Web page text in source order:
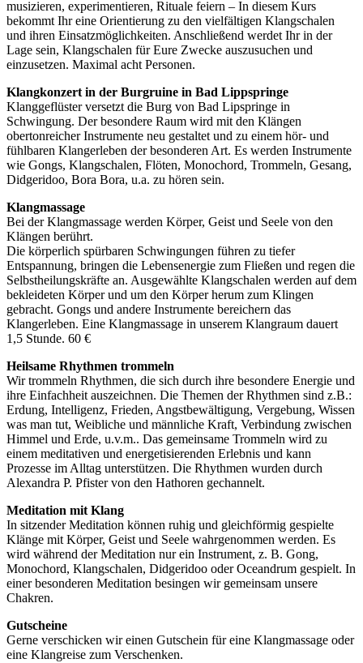
musizieren, experimentieren, Rituale feiern – In diesem Kurs
bekommt Ihr eine Orientierung zu den vielfältigen Klangschalen
und ihren Einsatzmöglichkeiten. Anschließend werdet Ihr in der
Lage sein, Klangschalen für Eure Zwecke auszusuchen und
einzusetzen. Maximal acht Personen.
Klangkonzert in der Burgruine in Bad Lippspringe
Klanggeflüster versetzt die Burg von Bad Lipspringe in
Schwingung. Der besondere Raum wird mit den Klängen
obertonreicher Instrumente neu gestaltet und zu einem hör- und
fühlbaren Klangerleben der besonderen Art. Es werden Instrumente
wie Gongs, Klangschalen, Flöten, Monochord, Trommeln, Gesang,
Didgeridoo, Bora Bora, u.a. zu hören sein.
Klangmassage
Bei der Klangmassage werden Körper, Geist und Seele von den
Klängen berührt.
Die körperlich spürbaren Schwingungen führen zu tiefer
Entspannung, bringen die Lebensenergie zum Fließen und regen die
Selbstheilungskräfte an. Ausgewählte Klangschalen werden auf dem
bekleideten Körper und um den Körper herum zum Klingen
gebracht. Gongs und andere Instrumente bereichern das
Klangerleben. Eine Klangmassage in unserem Klangraum dauert
1,5 Stunde. 60 €
Heilsame Rhythmen trommeln
Wir trommeln Rhythmen, die sich durch ihre besondere Energie und
ihre Einfachheit auszeichnen. Die Themen der Rhythmen sind z.B.:
Erdung, Intelligenz, Frieden, Angstbewältigung, Vergebung, Wissen
was man tut, Weibliche und männliche Kraft, Verbindung zwischen
Himmel und Erde, u.v.m.. Das gemeinsame Trommeln wird zu
einem meditativen und energetisierenden Erlebnis und kann
Prozesse im Alltag unterstützen. Die Rhythmen wurden durch
Alexandra P. Pfister von den Hathoren gechannelt.
Meditation mit Klang
In sitzender Meditation können ruhig und gleichförmig gespielte
Klänge mit Körper, Geist und Seele wahrgenommen werden. Es
wird während der Meditation nur ein Instrument, z. B. Gong,
Monochord, Klangschalen, Didgeridoo oder Oceandrum gespielt. In
einer besonderen Meditation besingen wir gemeinsam unsere
Chakren.
Gutscheine
Gerne verschicken wir einen Gutschein für eine Klangmassage oder
eine Klangreise zum Verschenken.